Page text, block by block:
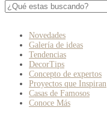
Novedades
Galería de ideas
Tendencias
DecorTips
Concepto de expertos
Proyectos que Inspiran
Casas de Famosos
Conoce Más